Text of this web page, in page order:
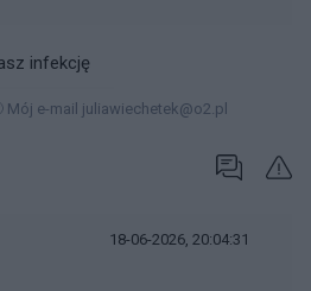
infekcję
e-mail juliawiechetek@o2.pl
18-06-2026, 20:04:31